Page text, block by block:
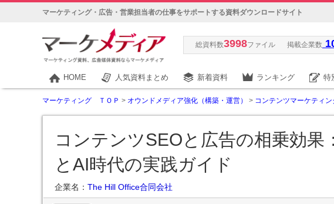
マーケティング・広告・営業担当者の仕事をサポートする資料ダウンロードサイト
総資料数3998ファイル 掲載企業数
HOME 人気資料まとめ 新着資料 ランキング 特
マーケティング ＴＯＰ > オウンドメディア強化（構築・運営） > コンテンツマーケティン
コンテンツSEOと広告の相乗効果
とAI時代の実践ガイド
企業名： The Hill Office合同会社